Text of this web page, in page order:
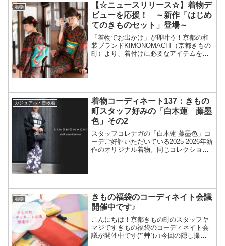
着物
【☆ニュースリリース☆】着物デ
ビューを応援！ ～新作「はじめ
てのきものセット」登場～
「着物でお出かけ」が即叶う！京都の和
装ブランドKIMONOMACHI（京都きもの
町）より、着付けに必要なアイテムをそ
カジュアル・普段着
着物コーディネート137：きもの
町スタッフ好みの「白木蓮 藤墨
色」その2
スタッフコレナガの「白木蓮 藤墨色」コ
ーデご好評いただいている2025-2026年新
作のオリジナル着物。同じコレクション
着物
きもの福袋のコーディネイト会議
開催中です♪
こんにちは！京都きもの町のスタッフヤ
マジですきもの福袋のコーディネイト会
議が開催中です(*´艸`)♪↓今回の隠し撮り